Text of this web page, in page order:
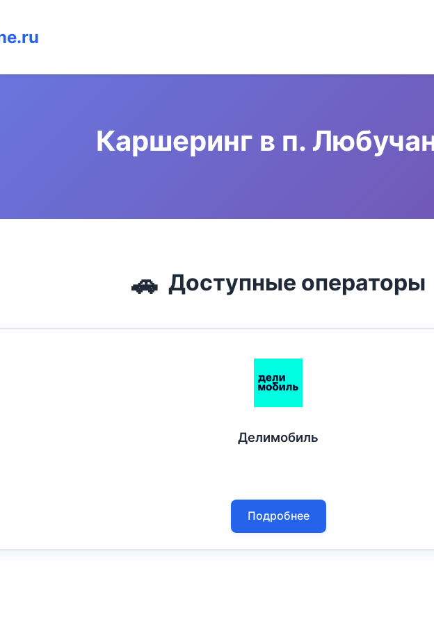
Каршеринг в п.
🚗 Доступные операторы
Делимобиль
Подробнее